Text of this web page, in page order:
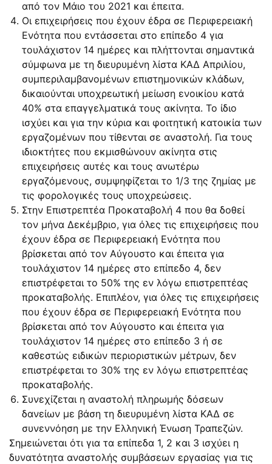
από τον Μάιο του 2021 και έπειτα.
Οι επιχειρήσεις που έχουν έδρα σε Περιφερειακή
Ενότητα που εντάσσεται στο επίπεδο 4 για
τουλάχιστον 14 ημέρες και πλήττονται σημαντικά
σύμφωνα με τη διευρυμένη λίστα ΚΑΔ Απριλίου,
συμπεριλαμβανομένων επιστημονικών κλάδων,
δικαιούνται υποχρεωτική μείωση ενοικίου κατά
40% στα επαγγελματικά τους ακίνητα. Το ίδιο
ισχύει και για την κύρια και φοιτητική κατοικία των
εργαζομένων που τίθενται σε αναστολή. Για τους
ιδιοκτήτες που εκμισθώνουν ακίνητα στις
επιχειρήσεις αυτές και τους ανωτέρω
εργαζόμενους, συμψηφίζεται το 1/3 της ζημίας με
τις φορολογικές τους υποχρεώσεις.
Στην Επιστρεπτέα Προκαταβολή 4 που θα δοθεί
τον μήνα Δεκέμβριο, για όλες τις επιχειρήσεις που
έχουν έδρα σε Περιφερειακή Ενότητα που
βρίσκεται από τον Αύγουστο και έπειτα για
τουλάχιστον 14 ημέρες στο επίπεδο 4, δεν
επιστρέφεται το 50% της εν λόγω επιστρεπτέας
προκαταβολής. Επιπλέον, για όλες τις επιχειρήσεις
που έχουν έδρα σε Περιφερειακή Ενότητα που
βρίσκεται από τον Αύγουστο και έπειτα για
τουλάχιστον 14 ημέρες στο επίπεδο 3 ή σε
καθεστώς ειδικών περιοριστικών μέτρων, δεν
επιστρέφεται το 30% της εν λόγω επιστρεπτέας
προκαταβολής.
Συνεχίζεται η αναστολή πληρωμής δόσεων
δανείων με βάση τη διευρυμένη λίστα ΚΑΔ σε
συνεννόηση με την Ελληνική Ένωση Τραπεζών.
Σημειώνεται ότι για τα επίπεδα 1, 2 και 3 ισχύει η
δυνατότητα αναστολής συμβάσεων εργασίας για τις